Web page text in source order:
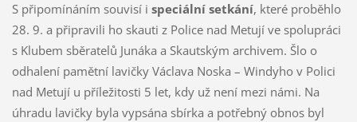
S připomínáním souvisí i speciální setkání, které proběhlo
28. 9. a připravili ho skauti z Police nad Metují ve spolupráci
s Klubem sběratelů Junáka a Skautským archivem. Šlo o
odhalení pamětní lavičky Václava Noska – Windyho v Polici
nad Metují u příležitosti 5 let, kdy už není mezi námi. Na
úhradu lavičky byla vypsána sbírka a potřebný obnos byl